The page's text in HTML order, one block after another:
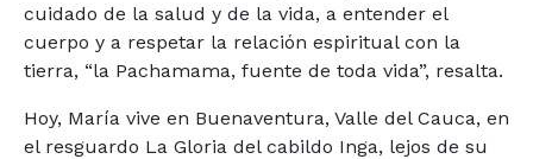
cuidado de la salud y de la vida, a entender el
cuerpo y a respetar la relación espiritual con la
tierra, “la Pachamama, fuente de toda vida”, resalta.
Hoy, María vive en Buenaventura, Valle del Cauca, en
el resguardo La Gloria del cabildo Inga, lejos de su